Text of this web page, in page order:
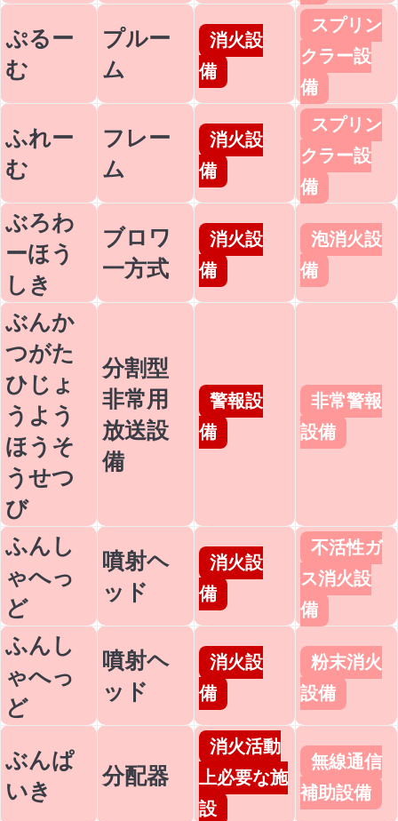
ぷるー
む
プルー
ム
消火設
備
スプリン
クラー設
備
ふれー
む
フレー
ム
消火設
備
スプリン
クラー設
備
ぶろわ
ーほう
しき
ブロワ
一方式
消火設
備
泡消火設
備
ぶんか
つがた
ひじょ
うよう
ほうそ
うせつ
び
分割型
非常用
放送設
備
警報設
備
非常警報
設備
ふんし
ゃへっ
ど
噴射ヘ
ッド
消火設
備
不活性ガ
ス消火設
備
ふんし
ゃへっ
ど
噴射ヘ
ッド
消火設
備
粉末消火
設備
ぶんぱ
いき
分配器
消火活動
上必要な施
設
無線通信
補助設備